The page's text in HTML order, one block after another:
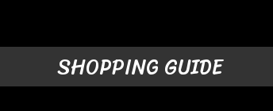
SHOPPING GUIDE